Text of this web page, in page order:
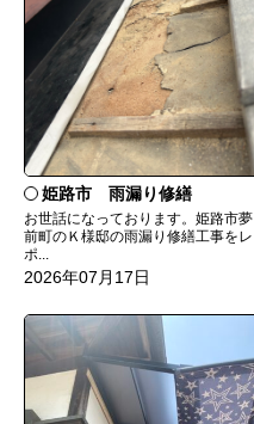
姫路市 雨漏り修繕
お世話になっております。姫路市夢
前町のＫ様邸の雨漏り修繕工事をレ
ポ...
2026年07月17日